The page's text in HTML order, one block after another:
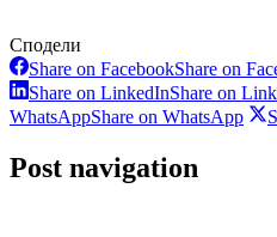
Сподели
Share on FacebookShare on
Share on LinkedInShare on
WhatsAppShare on WhatsApp
Post navigation